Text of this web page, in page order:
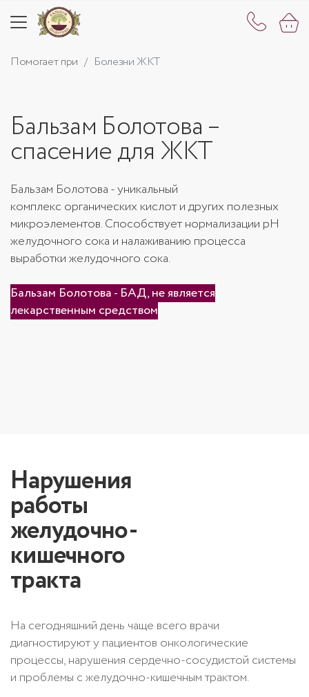
Помогает при Болезни ЖКТ
Бальзам Болотова –
спасение для ЖКТ
Бальзам Болотова - уникальный
комплекс органических кислот и других полезных
микроэлементов. Способствует нормализации рН
желудочного сока и налаживанию процесса
выработки желудочного сока.
Бальзам Болотова - БАД, не является
лекарственным средством
Нарушения
работы
желудочно-
кишечного
тракта
На сегодняшний день чаще всего врачи
диагностируют у пациентов онкологические
процессы, нарушения сердечно-сосудистой системы
и проблемы с желудочно-кишечным трактом.